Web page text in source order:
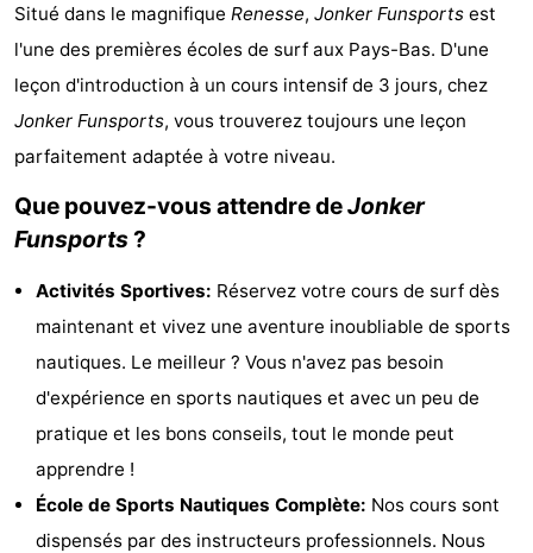
d'hôtes
Chaumières
-
Buitenheem
-
Oase
Duinoord
-
Ginsterveld
-
Livingstone
Greve
Port
-
Situé dans le magnifique Renesse, Jonker Funsports est
l'une des premières écoles de surf aux Pays-Bas. D'une
leçon d'introduction à un cours intensif de 3 jours, chez
Jonker Funsports, vous trouverez toujours une leçon
parfaitement adaptée à votre niveau.
Que pouvez-vous attendre deJonker
Funsports?
Activités Sportives: Réservez votre cours de surf dès
maintenant et vivez une aventure inoubliable de sports
nautiques. Le meilleur ? Vous n'avez pas besoin
d'expérience en sports nautiques et avec un peu de
pratique et les bons conseils, tout le monde peut
apprendre !
École de Sports Nautiques Complète: Nos cours sont
dispensés par des instructeurs professionnels. Nous